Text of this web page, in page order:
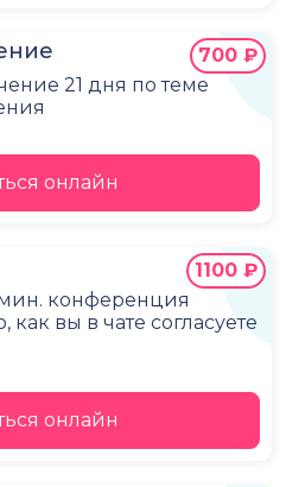
21 дня по теме
700 ₽
онлайн
конференция
как вы в чате согласуете
1100 ₽
онлайн